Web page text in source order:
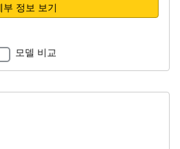
부 정보 보기
모델 비교